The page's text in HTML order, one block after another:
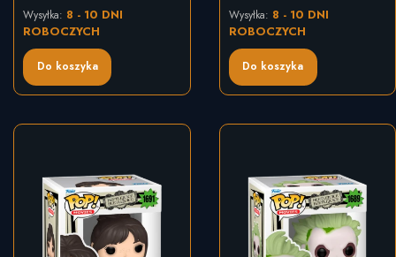
Do koszyka
Wysyłka: 8 - 10 DNI
ROBOCZYCH
Do koszyka
Wysyłka: 8 - 10 DNI
ROBOCZYCH